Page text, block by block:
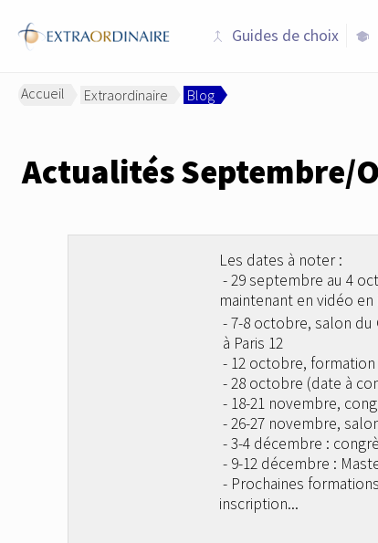
merge Guides de choix school
Accueil Extraordinaire Blog
Actualités Septembre/
Les dates à noter :
- 29 septembre au 4
maintenant en vidéo
- 7-8 octobre, salon
à Paris 12
- 12 octobre, formation
- 28 octobre (date à
- 18-21 novembre,
- 26-27 novembre,
- 3-4 décembre :
- 9-12 décembre :
- Prochaines
inscription...